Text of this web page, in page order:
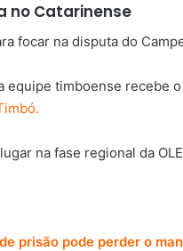
no Catarinense
focar na disputa do
timboense recebe
prisão pode perder o